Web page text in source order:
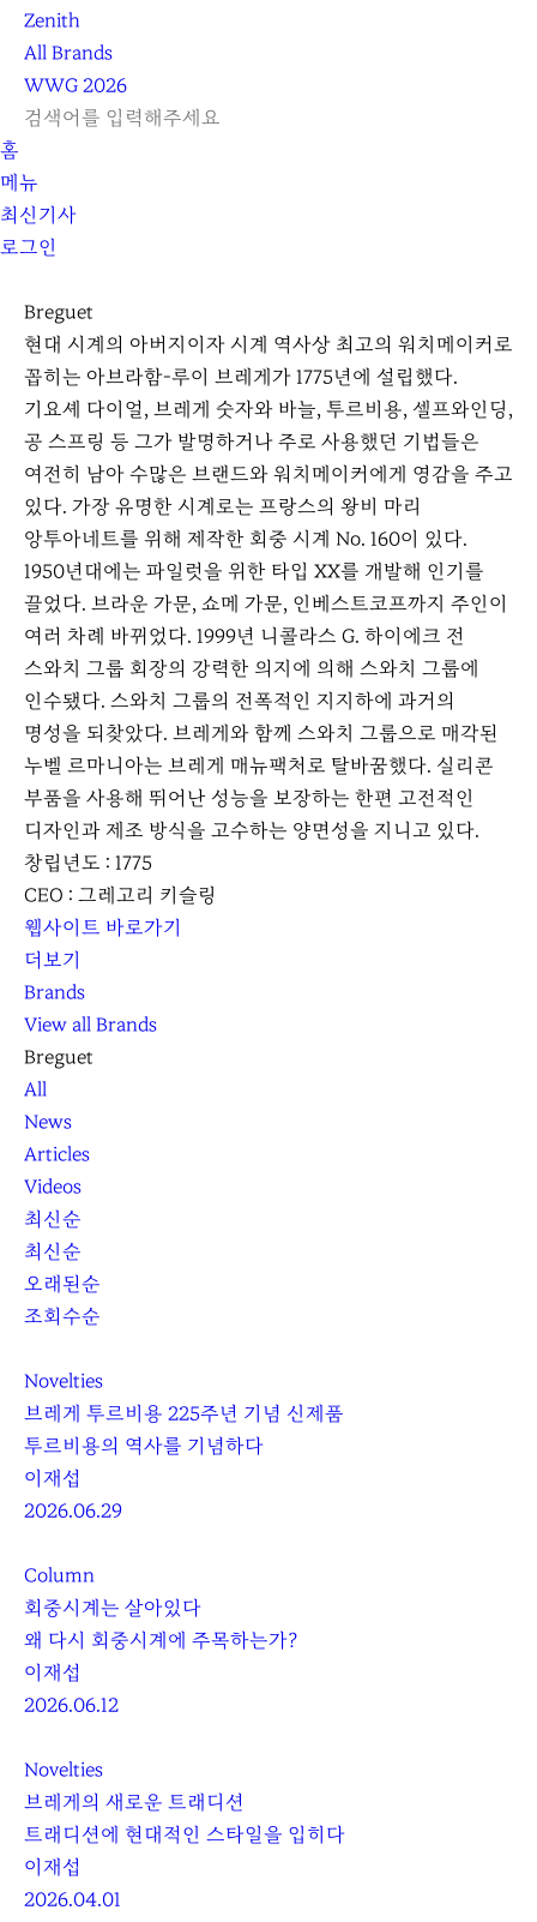
Zenith
All Brands
WWG2026
L
G
I
N
S
A
R
C
닫
l
e
a
검
색
하
기
홈
메뉴
최신기사
로그인
Breguet
현대 시계의 아버지이자 시계 역사상 최고의 워치메이커로
꼽히는 아브라함-루이 브레게가 1775년에 설립했다.
기요셰 다이얼, 브레게 숫자와 바늘, 투르비용, 셀프와인딩,
공 스프링 등 그가 발명하거나 주로 사용했던 기법들은
여전히 남아 수많은 브랜드와 워치메이커에게 영감을 주고
있다. 가장 유명한 시계로는 프랑스의 왕비 마리
앙투아네트를 위해 제작한 회중 시계 No. 160이 있다.
1950년대에는 파일럿을 위한 타입 XX를 개발해 인기를
끌었다. 브라운 가문, 쇼메 가문, 인베스트코프까지 주인이
여러 차례 바뀌었다. 1999년 니콜라스 G. 하이에크 전
스와치 그룹 회장의 강력한 의지에 의해 스와치 그룹에
인수됐다. 스와치 그룹의 전폭적인 지지하에 과거의
명성을 되찾았다. 브레게와 함께 스와치 그룹으로 매각된
누벨 르마니아는 브레게 매뉴팩처로 탈바꿈했다. 실리콘
부품을 사용해 뛰어난 성능을 보장하는 한편 고전적인
디자인과 제조 방식을 고수하는 양면성을 지니고 있다.
창립년도 : 1775
CEO : 그레고리 키슬링
웹사이트 바로가기
더보기
Brands
View all Brands
Breguet
All
News
Articles
Videos
최신순
최신순
오래된순
조회수순
Novelties
브레게 투르비용 225주년 기념 신제품
투르비용의 역사를 기념하다
이재섭
2026.06.29
Column
회중시계는 살아있다
왜 다시 회중시계에 주목하는가?
이재섭
2026.06.12
Novelties
브레게의 새로운 트래디션
트래디션에 현대적인 스타일을 입히다
이재섭
2026.04.01